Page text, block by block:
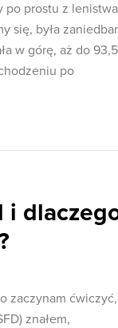
po prostu z
się, była
w górę, aż do 93,5
po
i
zaczynam ćwiczyć,
znałem,